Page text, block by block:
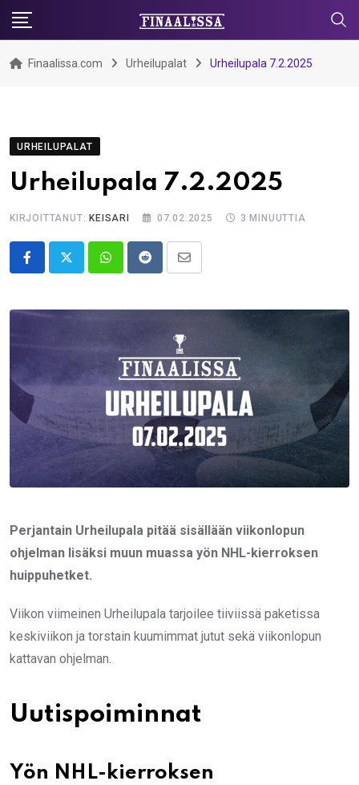
Skip
content
Finaalissa.com Urheilupalat Urheilupala 7.2.2025
URHEILUPALAT
Urheilupala 7.2.2025
KIRJOITTANUT: KEISARI 07.02.2025 3 MINUUTTIA
WhatsappRedditShare
Email
Perjantain Urheilupala pitää sisällään viikonlopun
ohjelman lisäksi muun muassa yön NHL-kierroksen
huippuhetket.
Viikon viimeinen Urheilupala tarjoilee tiiviissä paketissa
keskiviikon ja torstain kuumimmat jutut sekä viikonlopun
kattavan ohjelman.
Uutispoiminnat
Yön NHL-kierroksen